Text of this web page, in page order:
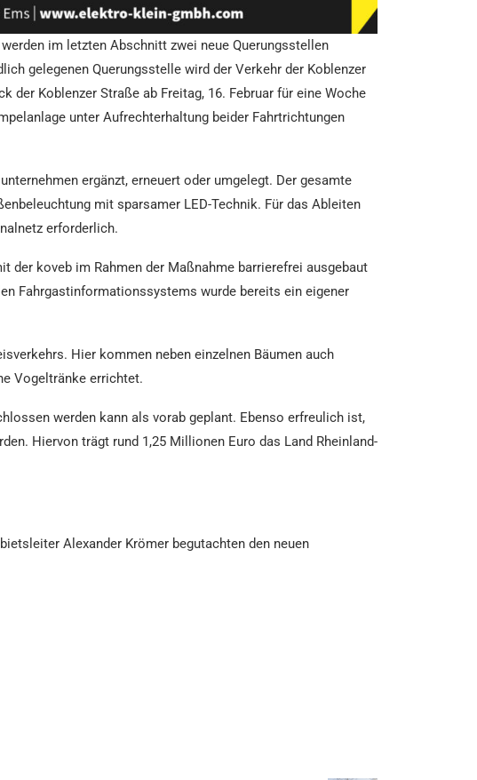
im letzten Abschnitt zwei neue Querungsstellen
gelegenen Querungsstelle wird der Verkehr der Koblenzer
der Koblenzer Straße ab Freitag, 16. Februar für eine Woche
unter Aufrechterhaltung beider Fahrtrichtungen
ergänzt, erneuert oder umgelegt. Der gesamte
mit sparsamer LED-Technik. Für das Ableiten
erforderlich.
der koveb im Rahmen der Maßnahme barrierefrei ausgebaut
Fahrgastinformationssystems wurde bereits ein eigener
Hier kommen neben einzelnen Bäumen auch
Vogeltränke errichtet.
werden kann als vorab geplant. Ebenso erfreulich ist,
Hiervon trägt rund 1,25 Millionen Euro das Land Rheinland-
Alexander Krömer begutachten den neuen